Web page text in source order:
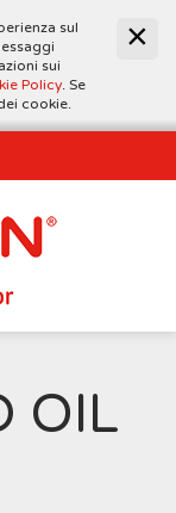
sul
sui
Policy. Se
cookie.
OIL